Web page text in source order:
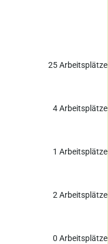
25Arbeitsplätze
4Arbeitsplätze
1 Arbeitsplätze
2Arbeitsplätze
0 Arbeitsplätze